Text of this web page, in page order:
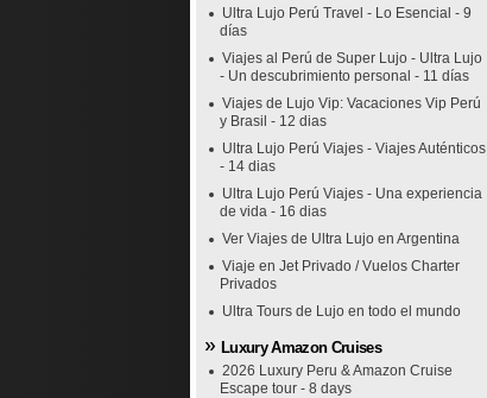
Ultra Lujo Perú Travel - Lo Esencial - 9
días
Viajes al Perú de Super Lujo - Ultra Lujo
- Un descubrimiento personal - 11 días
Viajes de Lujo Vip: Vacaciones Vip Perú
y Brasil - 12 dias
Ultra Lujo Perú Viajes - Viajes Auténticos
- 14 dias
Ultra Lujo Perú Viajes - Una experiencia
de vida - 16 dias
Ver Viajes de Ultra Lujo en Argentina
Viaje en Jet Privado / Vuelos Charter
Privados
Ultra Tours de Lujo en todo el mundo
Luxury Amazon Cruises
2026 Luxury Peru & Amazon Cruise
Escape tour - 8 days